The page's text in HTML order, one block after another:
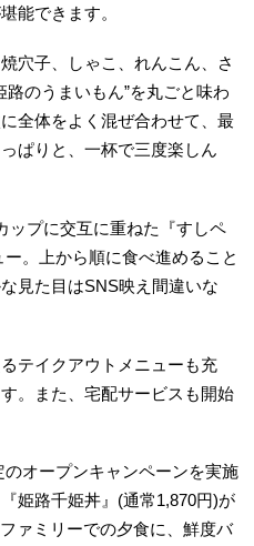
能できます。
穴子、しゃこ、れんこん、さ
路のうまいもん”を丸ごと味わ
全体をよく混ぜ合わせて、最
ぱりと、一杯で三度楽しん
ップに交互に重ねた『すしペ
。上から順に食べ進めること
見た目はSNS映え間違いな
テイクアウトメニューも充
。また、宅配サービスも開始
オープンキャンペーンを実施
姫路千姫丼』(通常1,870円)が
ァミリーでの夕食に、鮮度バ